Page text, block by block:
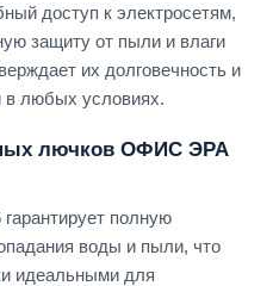
доступ к электросетям,
защиту от пыли и влаги
их долговечность и
в любых условиях.
лючков ОФИС ЭРА
полную
воды и пыли, что
идеальными для